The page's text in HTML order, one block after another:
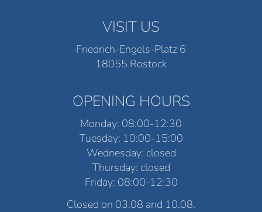
VISIT US
Friedrich-Engels-Platz 6
18055 Rostock
OPENING HOURS
Monday: 08:00-12:30
Tuesday: 10:00-15:00
Wednesday: closed
Thursday: closed
Friday: 08:00-12:30
Closed on 03.08 and 10.08.